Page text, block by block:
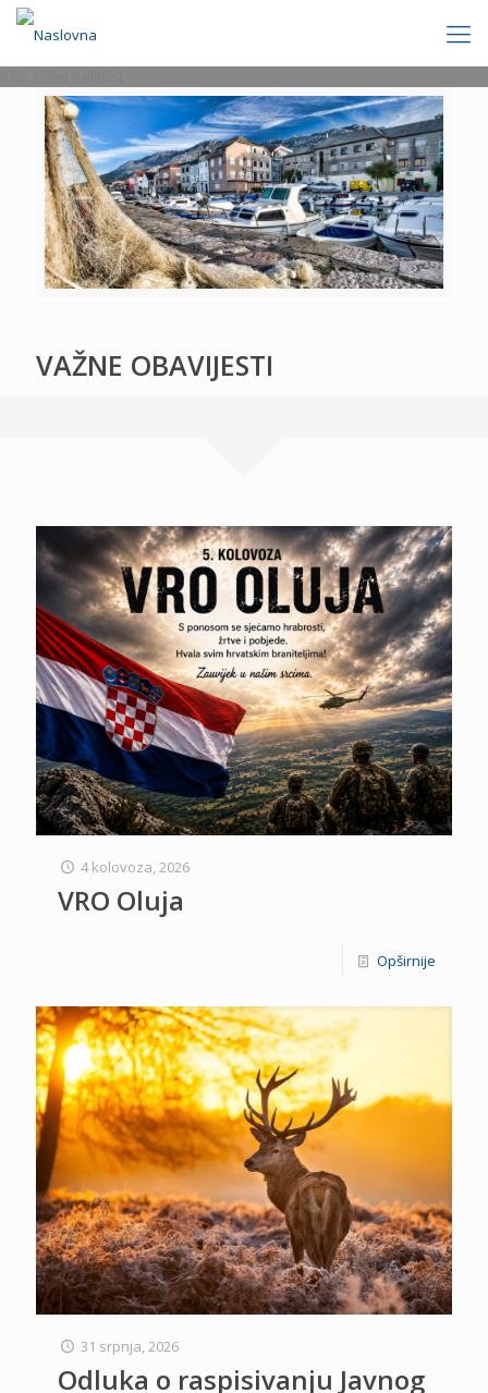
VAŽNE OBAVIJESTI
4 kolovoza, 2026
VRO Oluja
Opširnije
31 srpnja, 2026
Odluka o raspisivanju Javnog